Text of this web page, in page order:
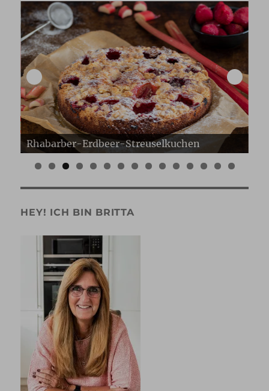
Erdbeer Gugelhupf
0 1 2 3 4 5
HEY! ICH BIN BRITTA